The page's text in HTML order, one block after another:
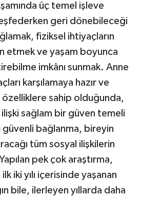
üç temel işleve
geri dönebileceği
fiziksel ihtiyaçların
etmek ve yaşam boyunca
imkânı sunmak. Anne
karşılamaya hazır ve
özelliklere sahip olduğunda,
ilişki sağlam bir güven temeli
bağlanma, bireyin
tüm sosyal ilişkilerin
pek çok araştırma,
iki yılı içerisinde yaşanan
bile, ilerleyen yıllarda daha